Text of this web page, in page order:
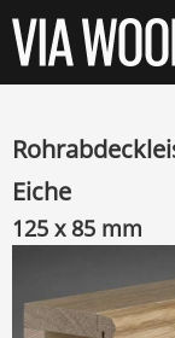
Eiche
125 x 85 mm